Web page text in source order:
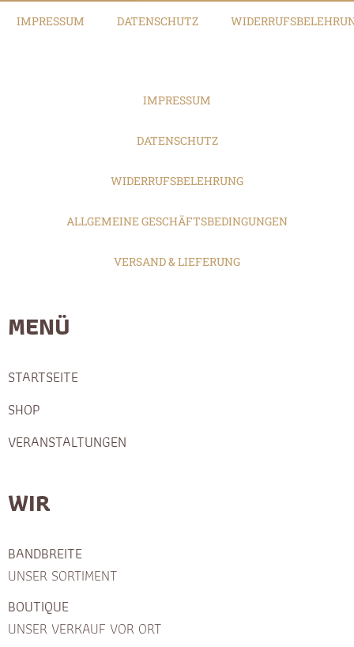
IMPRESSUM DATENSCHUTZ
IMPRESSUM
DATENSCHUTZ
WIDERRUFSBELEHRUNG
ALLGEMEINE GESCHÄFTSBEDINGUNGEN
VERSAND & LIEFERUNG
MENÜ
STARTSEITE
SHOP
VERANSTALTUNGEN
WIR
BANDBREITE
UNSER SORTIMENT
BOUTIQUE
UNSER VERKAUF VOR ORT